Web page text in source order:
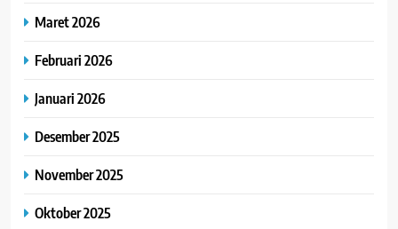
Maret 2026
Februari 2026
Januari 2026
Desember 2025
November 2025
Oktober 2025